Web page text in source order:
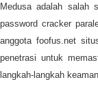
Medusa adalah salah
password cracker
anggota foofus.net
penetrasi untuk
langkah-langkah